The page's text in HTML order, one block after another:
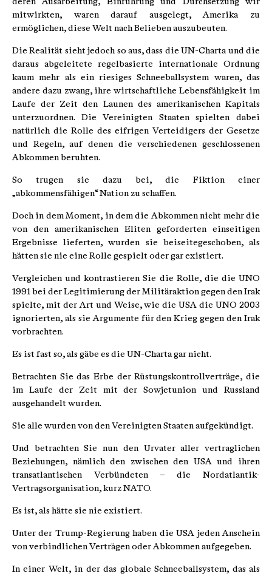
mitwirkten, waren darauf ausgelegt, Amerika zu
ermöglichen, diese Welt nach Belieben auszubeuten.
Die Realität sieht jedoch so aus, dass die UN-Charta und die
daraus abgeleitete regelbasierte internationale Ordnung
kaum mehr als ein riesiges Schneeballsystem waren, das
andere dazu zwang, ihre wirtschaftliche Lebensfähigkeit im
Laufe der Zeit den Launen des amerikanischen Kapitals
unterzuordnen. Die Vereinigten Staaten spielten dabei
natürlich die Rolle des eifrigen Verteidigers der Gesetze
und Regeln, auf denen die verschiedenen geschlossenen
Abkommen beruhten.
So trugen sie dazu bei, die Fiktion einer
„abkommensfähigen“ Nation zu schaffen.
Doch in dem Moment, in dem die Abkommen nicht mehr die
von den amerikanischen Eliten geforderten einseitigen
Ergebnisse lieferten, wurden sie beiseitegeschoben, als
hätten sie nie eine Rolle gespielt oder gar existiert.
Vergleichen und kontrastieren Sie die Rolle, die die UNO
1991 bei der Legitimierung der Militäraktion gegen den Irak
spielte, mit der Art und Weise, wie die USA die UNO 2003
ignorierten, als sie Argumente für den Krieg gegen den Irak
vorbrachten.
Es ist fast so, als gäbe es die UN-Charta gar nicht.
Betrachten Sie das Erbe der Rüstungskontrollverträge, die
im Laufe der Zeit mit der Sowjetunion und Russland
ausgehandelt wurden.
Sie alle wurden von den Vereinigten Staaten aufgekündigt.
Und betrachten Sie nun den Urvater aller vertraglichen
Beziehungen, nämlich den zwischen den USA und ihren
transatlantischen Verbündeten – die Nordatlantik-
Vertragsorganisation, kurz NATO.
Es ist, als hätte sie nie existiert.
Unter der Trump-Regierung haben die USA jeden Anschein
von verbindlichen Verträgen oder Abkommen aufgegeben.
In einer Welt, in der das globale Schneeballsystem, das als